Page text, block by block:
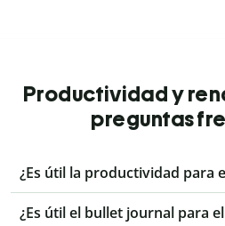
Productividad y
preguntas
¿Es útil la productividad para
¿Es útil el bullet journal para